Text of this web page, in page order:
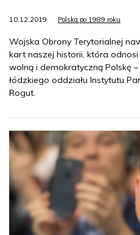
10.12.2019 Polska po 1989 roku
Wojska Obrony Terytorialnej
kart naszej historii, która
wolną i demokratyczną Polskę
łódzkiego oddziału Instytutu
Rogut.